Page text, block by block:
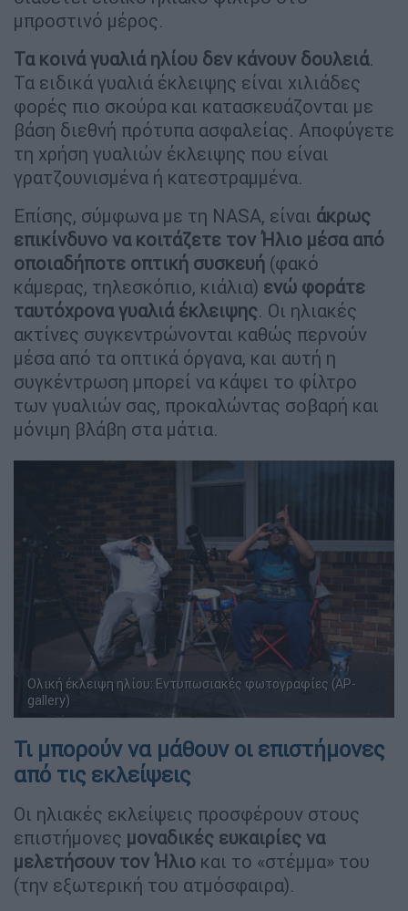
μπροστινό μέρος.
Τα κοινά γυαλιά ηλίου δεν κάνουν δουλειά.
Τα ειδικά γυαλιά έκλειψης είναι χιλιάδες
φορές πιο σκούρα και κατασκευάζονται με
βάση διεθνή πρότυπα ασφαλείας. Αποφύγετε
τη χρήση γυαλιών έκλειψης που είναι
γρατζουνισμένα ή κατεστραμμένα.
Επίσης, σύμφωνα με τη NASA, είναι άκρως
επικίνδυνο να κοιτάζετε τον Ήλιο μέσα από
οποιαδήποτε οπτική συσκευή (φακό
κάμερας, τηλεσκόπιο, κιάλια) ενώ φοράτε
ταυτόχρονα γυαλιά έκλειψης. Οι ηλιακές
ακτίνες συγκεντρώνονται καθώς περνούν
μέσα από τα οπτικά όργανα, και αυτή η
συγκέντρωση μπορεί να κάψει το φίλτρο
των γυαλιών σας, προκαλώντας σοβαρή και
μόνιμη βλάβη στα μάτια.
Ολική έκλειψη ηλίου: Εντυπωσιακές φωτογραφίες (AP-
gallery)
Τι μπορούν να μάθουν οι επιστήμονες
από τις εκλείψεις
Οι ηλιακές εκλείψεις προσφέρουν στους
επιστήμονες μοναδικές ευκαιρίες να
μελετήσουν τον Ήλιο και το «στέμμα» του
(την εξωτερική του ατμόσφαιρα).